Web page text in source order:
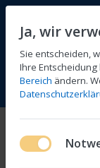
Menü
Düsen
Ja, wir
Sie entscheiden,
Ihre
Bereich ändern.